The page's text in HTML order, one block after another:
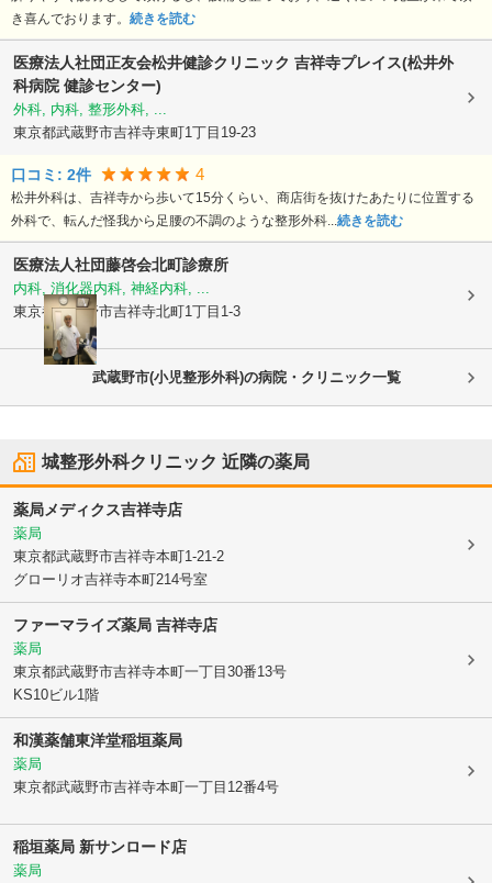
き喜んでおります。 続きを読む
医療法人社団正友会松井健診クリニック 吉祥寺プレイス(松井外
科病院 健診センター)
外科, 内科, 整形外科, ...
東京都武蔵野市吉祥寺東町1丁目19-23
口コミ: 2件 4
松井外科は、吉祥寺から歩いて15分くらい、商店街を抜けたあたりに位置する
外科で、転んだ怪我から足腰の不調のような整形外科... 続きを読む
医療法人社団藤啓会北町診療所
内科, 消化器内科, 神経内科, ...
東京都武蔵野市吉祥寺北町1丁目1-3
武蔵野市(小児整形外科)の病院・クリニック一覧
城整形外科クリニック 近隣の薬局
薬局メディクス吉祥寺店
薬局
東京都武蔵野市吉祥寺本町1-21-2
グローリオ吉祥寺本町214号室
ファーマライズ薬局 吉祥寺店
薬局
東京都武蔵野市吉祥寺本町一丁目30番13号
KS10ビル1階
和漢薬舗東洋堂稲垣薬局
薬局
東京都武蔵野市吉祥寺本町一丁目12番4号
稲垣薬局 新サンロード店
薬局